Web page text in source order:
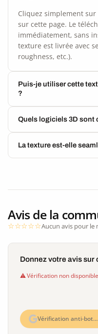
Cliquez simplement sur
sur cette page. Le
immédiatement, sans
texture est livrée avec
roughness, etc.).
Puis-je utiliser cette
?
Quels logiciels 3D sont
La texture est-elle
Avis de la
Aucun avis pour le
Donnez votre avis sur
Vérification non
Vérification anti-bot…